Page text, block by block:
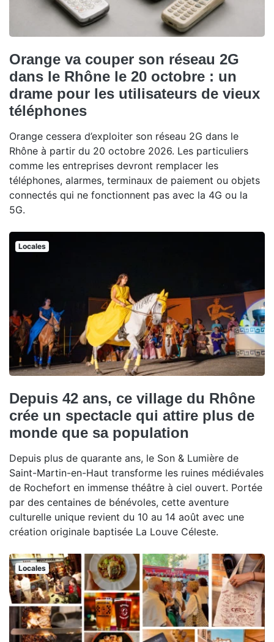
Orange va couper son réseau 2G
dans le Rhône le 20 octobre : un
drame pour les utilisateurs de vieux
téléphones
Orange cessera d’exploiter son réseau 2G dans le
Rhône à partir du 20 octobre 2026. Les particuliers
comme les entreprises devront remplacer les
téléphones, alarmes, terminaux de paiement ou objets
connectés qui ne fonctionnent pas avec la 4G ou la
5G.
Locales
Depuis 42 ans, ce village du Rhône
crée un spectacle qui attire plus de
monde que sa population
Depuis plus de quarante ans, le Son & Lumière de
Saint-Martin-en-Haut transforme les ruines médiévales
de Rochefort en immense théâtre à ciel ouvert. Portée
par des centaines de bénévoles, cette aventure
culturelle unique revient du 10 au 14 août avec une
création originale baptisée La Louve Céleste.
Locales